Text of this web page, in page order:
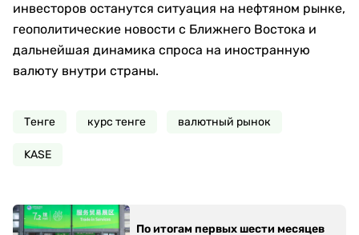
инвесторов останутся ситуация на нефтяном рынке,
геополитические новости с Ближнего Востока и
дальнейшая динамика спроса на иностранную
валюту внутри страны.
Тенге курс тенге валютный рынок
KASE
По итогам первых шести месяцев